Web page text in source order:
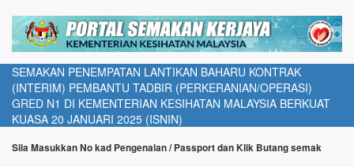
SEMAKAN PENEMPATAN LANTIKAN BAHARU KONTRAK
(INTERIM) PEMBANTU TADBIR (PERKERANIAN/OPERASI)
GRED N1 DI KEMENTERIAN KESIHATAN MALAYSIA BERKUAT
KUASA 20 JANUARI 2025 (ISNIN)
Sila Masukkan No kad Pengenalan / Passport dan Klik Butang semak